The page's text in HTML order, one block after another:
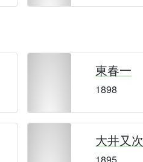
東春一
1898
大井又次